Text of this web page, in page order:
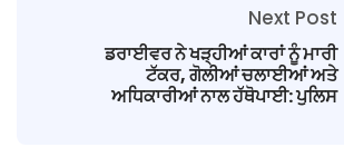
Next Post
ਡਰਾਈਵਰ ਨੇ ਖੜ੍ਹੀਆਂ ਕਾਰਾਂ ਨੂੰ ਮਾਰੀ
ਟੱਕਰ, ਗੋਲੀਆਂ ਚਲਾਈਆਂ ਅਤੇ
ਅਧਿਕਾਰੀਆਂ ਨਾਲ ਹੱਥੋਪਾਈ: ਪੁਲਿਸ